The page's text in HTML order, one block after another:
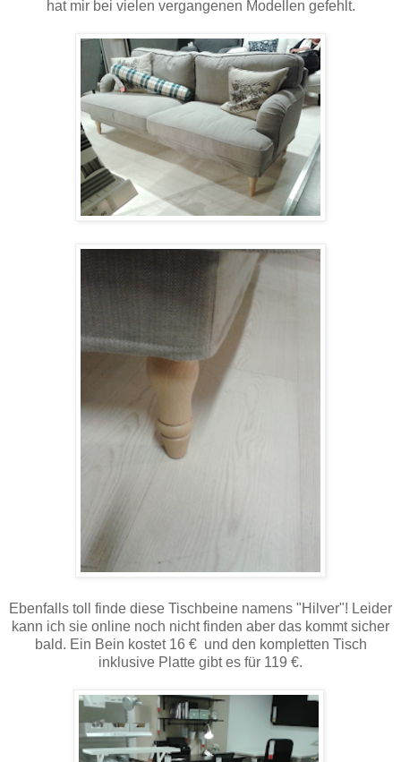
hat mir bei vielen vergangenen Modellen gefehlt.
Ebenfalls toll finde diese Tischbeine namens "Hilver"! Leider
kann ich sie online noch nicht finden aber das kommt sicher
bald. Ein Bein kostet 16 € und den kompletten Tisch
inklusive Platte gibt es für 119 €.